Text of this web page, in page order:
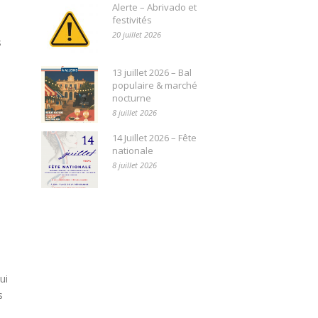
Alerte – Abrivado et
festivités
20 juillet 2026
13 juillet 2026 – Bal
populaire & marché
nocturne
8 juillet 2026
14 Juillet 2026 – Fête
nationale
8 juillet 2026